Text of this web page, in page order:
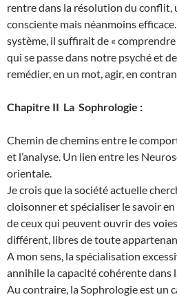
rentre dans la résolution du conflit,
consciente mais néanmoins
système, il suffirait de « comprendre
qui se passe dans notre psyché et
remédier, en un mot, agir, en
Chapitre II La Sophrologie :
Chemin de chemins entre le
et l’analyse. Un lien entre les
orientale.
Je crois que la société actuelle
cloisonner et spécialiser le savoir
de ceux qui peuvent ouvrir des
différent, libres de toute
A mon sens, la spécialisation
annihile la capacité cohérente dans
Au contraire, la Sophrologie est un